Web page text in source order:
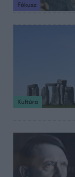
Fókusz
Kultúra